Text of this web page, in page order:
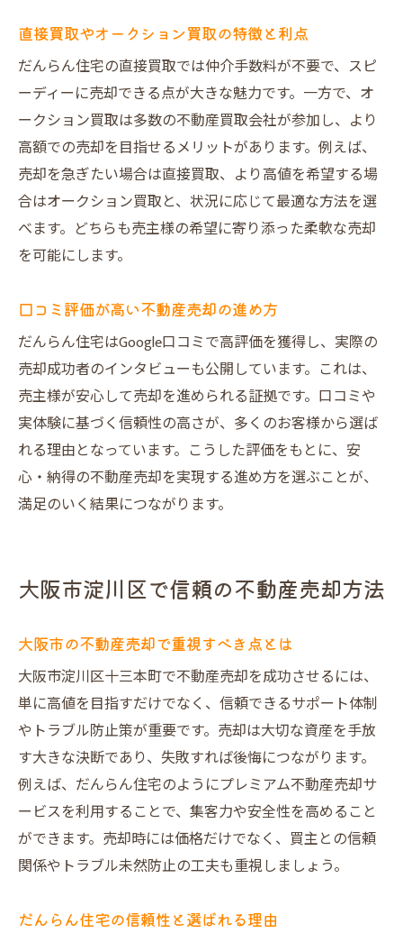
直接買取やオークション買取の特徴と利点
だんらん住宅の直接買取では仲介手数料が不要で、スピ
ーディーに売却できる点が大きな魅力です。一方で、オ
ークション買取は多数の不動産買取会社が参加し、より
高額での売却を目指せるメリットがあります。例えば、
売却を急ぎたい場合は直接買取、より高値を希望する場
合はオークション買取と、状況に応じて最適な方法を選
べます。どちらも売主様の希望に寄り添った柔軟な売却
を可能にします。
口コミ評価が高い不動産売却の進め方
だんらん住宅はGoogle口コミで高評価を獲得し、実際の
売却成功者のインタビューも公開しています。これは、
売主様が安心して売却を進められる証拠です。口コミや
実体験に基づく信頼性の高さが、多くのお客様から選ば
れる理由となっています。こうした評価をもとに、安
心・納得の不動産売却を実現する進め方を選ぶことが、
満足のいく結果につながります。
大阪市淀川区で信頼の不動産売却方法
大阪市の不動産売却で重視すべき点とは
大阪市淀川区十三本町で不動産売却を成功させるには、
単に高値を目指すだけでなく、信頼できるサポート体制
やトラブル防止策が重要です。売却は大切な資産を手放
す大きな決断であり、失敗すれば後悔につながります。
例えば、だんらん住宅のようにプレミアム不動産売却サ
ービスを利用することで、集客力や安全性を高めること
ができます。売却時には価格だけでなく、買主との信頼
関係やトラブル未然防止の工夫も重視しましょう。
だんらん住宅の信頼性と選ばれる理由